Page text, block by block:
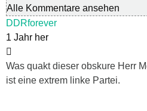
Alle Kommentare ansehen
DDRforever
1 Jahr her
Was quakt dieser obskure Herr
ist eine extrem linke Partei.